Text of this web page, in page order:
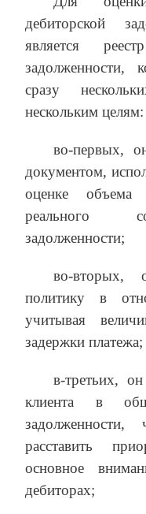
дебиторской
является
задолженности,
сразу
нескольким целям:
во-первых,
документом,
оценке объема
реального
задолженности;
во-вторых,
политику в
учитывая
задержки платежа;
в-третьих,
клиента в
задолженности,
расставить
основное
дебиторах;